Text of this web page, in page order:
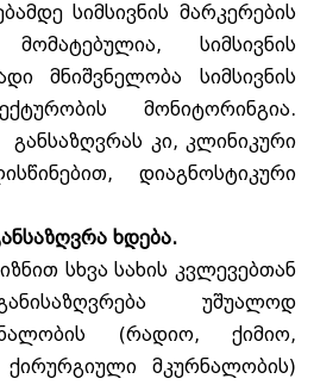
სიმსივნის მარკერების
სიმსივნის
მნიშვნელობა სიმსივნის
მონიტორინგია.
კი, კლინიკური
დიაგნოსტიკური
ხდება.
სხვა სახის კვლევებთან
უშუალოდ
(რადიო, ქიმიო,
მკურნალობის)